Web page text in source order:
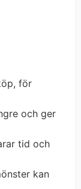
för
och ger
tid och
kan